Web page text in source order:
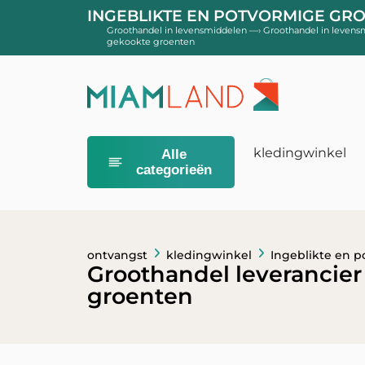
INGEBLIKTE EN POTVORMIGE
Groothandel in levensmiddelen —› Groothandel in
gekookte groenten
Alle
categorieën
Luiers maat 3
Maat 5 en
kledingwinkel
ontvangst kledingwinkel Ingeblikte en
Groothandel
groenten